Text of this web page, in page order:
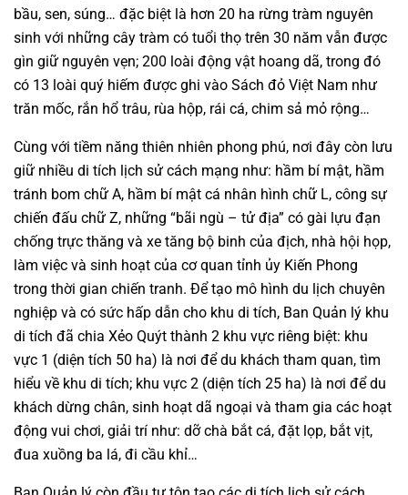
bầu, sen, súng… đặc biệt là hơn 20 ha rừng tràm nguyên
sinh với những cây tràm có tuổi thọ trên 30 năm vẫn được
gìn giữ nguyên vẹn; 200 loài động vật hoang dã, trong đó
có 13 loài quý hiếm được ghi vào Sách đỏ Việt Nam như
trăn mốc, rắn hổ trâu, rùa hộp, rái cá, chim sả mỏ rộng…
Cùng với tiềm năng thiên nhiên phong phú, nơi đây còn lưu
giữ nhiều di tích lịch sử cách mạng như: hầm bí mật, hầm
tránh bom chữ A, hầm bí mật cá nhân hình chữ L, công sự
chiến đấu chữ Z, những “bãi ngù – tử địa” có gài lựu đạn
chống trực thăng và xe tăng bộ binh của địch, nhà hội họp,
làm việc và sinh hoạt của cơ quan tỉnh ủy Kiến Phong
trong thời gian chiến tranh. Để tạo mô hình du lịch chuyên
nghiệp và có sức hấp dẫn cho khu di tích, Ban Quản lý khu
di tích đã chia Xẻo Quýt thành 2 khu vực riêng biệt: khu
vực 1 (diện tích 50 ha) là nơi để du khách tham quan, tìm
hiểu về khu di tích; khu vực 2 (diện tích 25 ha) là nơi để du
khách dừng chân, sinh hoạt dã ngoại và tham gia các hoạt
động vui chơi, giải trí như: dỡ chà bắt cá, đặt lọp, bắt vịt,
đua xuồng ba lá, đi cầu khỉ…